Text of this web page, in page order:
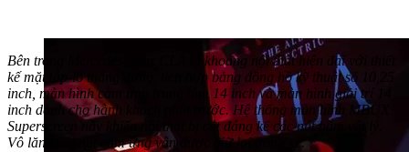
Bên trong Mercedes-Benz CLA là khoang nội thất hiện đại với thiết
kế mặt táp-lô thẳng đứng, tích hợp bảng đồng hồ kỹ thuật số 10,25
inch, màn hình cảm ứng trung tâm 14 inch và màn hình giải trí 14
inch dành cho hành khách phía trước. Hệ thống màn hình MBUX
Superscreen này khiến nội thất bị cắt đáng kể các nút bấm vật lý.
Vô lăng với nút cảm ứng vẫn được giữ lại trong xe.